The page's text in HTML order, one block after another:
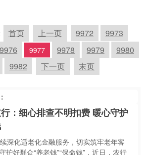
首页 上一页 9972
9973
9976 9977 9978 9979
9980
9982 下一页 末页
：细心排查不明扣费 暖心守护
深化适老化金融服务，切实筑牢老年客
护好群众“养老钱”“保命钱”，近日，农行